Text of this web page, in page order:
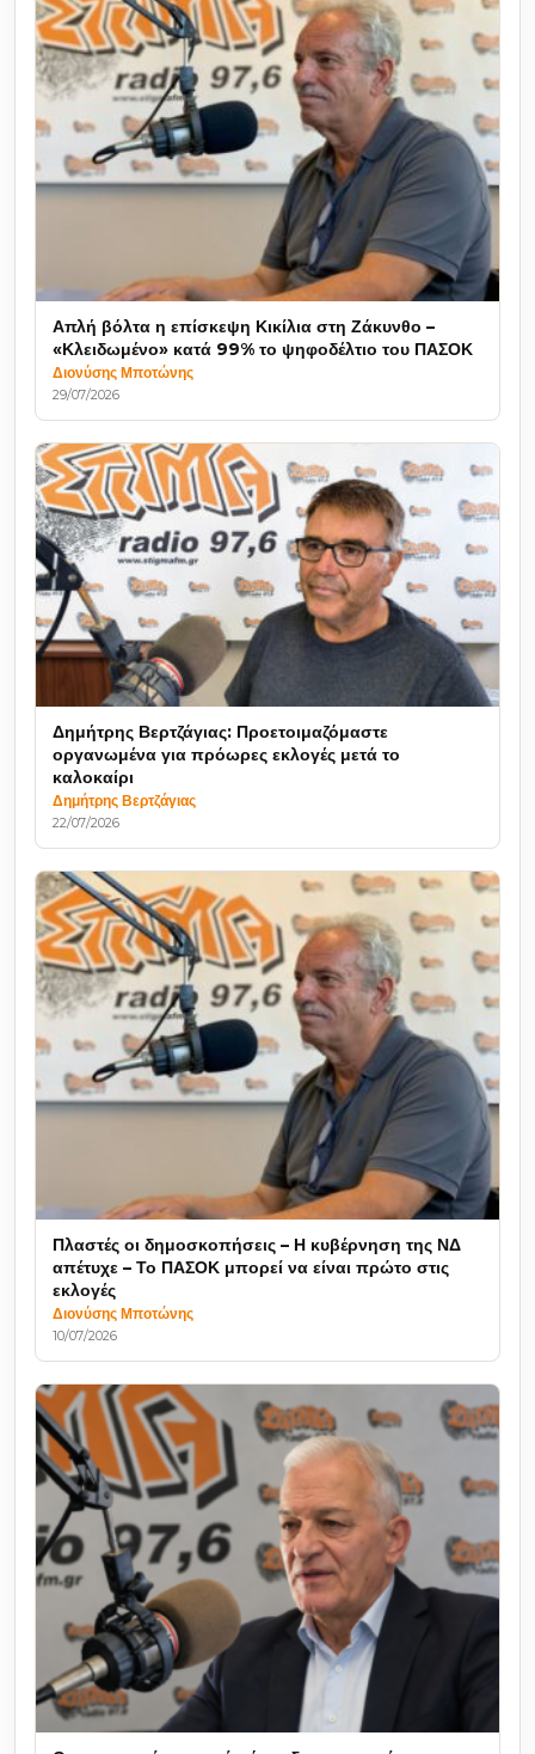
Απλή βόλτα η επίσκεψη Κικίλια στη Ζάκυνθο –
«Κλειδωμένο» κατά 99% το ψηφοδέλτιο του ΠΑΣΟΚ
Διονύσης Μποτώνης
29/07/2026
Δημήτρης Βερτζάγιας: Προετοιμαζόμαστε
οργανωμένα για πρόωρες εκλογές μετά το
καλοκαίρι
Δημήτρης Βερτζάγιας
22/07/2026
Πλαστές οι δημοσκοπήσεις – Η κυβέρνηση της ΝΔ
απέτυχε – Το ΠΑΣΟΚ μπορεί να είναι πρώτο στις
εκλογές
Διονύσης Μποτώνης
10/07/2026